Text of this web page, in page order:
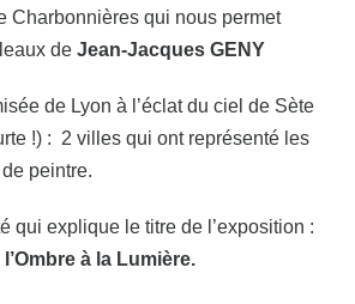
Charbonnières qui nous permet
de Jean-Jacques GENY
de Lyon à l’éclat du ciel de Sète
!) : 2 villes qui ont représenté les
peintre.
qui explique le titre de l’exposition :
l’Ombre à la Lumière.